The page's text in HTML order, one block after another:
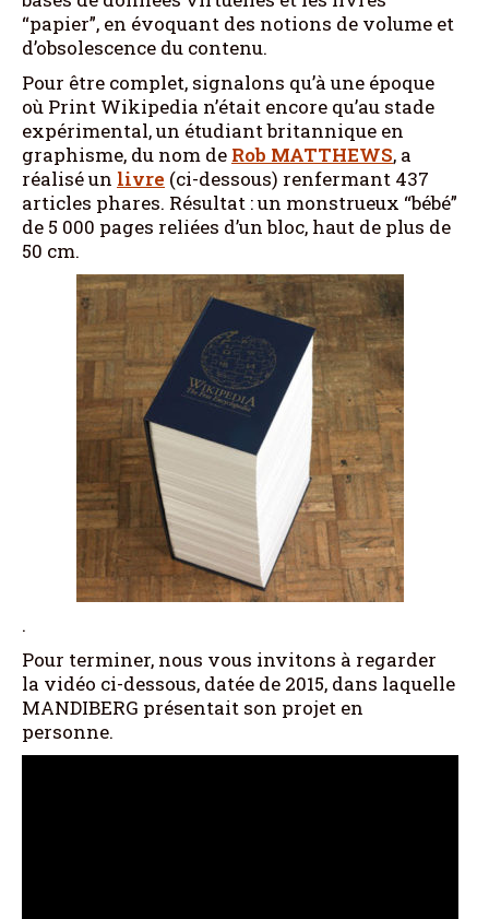
“papier”, en évoquant des notions de volume et
d’obsolescence du contenu.
Pour être complet, signalons qu’à une époque
où Print Wikipedia n’était encore qu’au stade
expérimental, un étudiant britannique en
graphisme, du nom de Rob MATTHEWS, a
réalisé un livre (ci-dessous) renfermant 437
articles phares. Résultat : un monstrueux “bébé”
de 5 000 pages reliées d’un bloc, haut de plus de
50 cm.
.
Pour terminer, nous vous invitons à regarder
la vidéo ci-dessous, datée de 2015, dans laquelle
MANDIBERG présentait son projet en
personne.